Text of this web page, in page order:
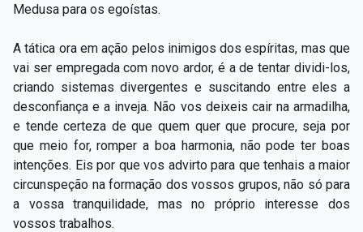
Medusa para os egoístas.
A tática ora em ação pelos inimigos dos espíritas, mas que
vai ser empregada com novo ardor, é a de tentar dividi-los,
criando sistemas divergentes e suscitando entre eles a
desconfiança e a inveja. Não vos deixeis cair na armadilha,
e tende certeza de que quem quer que procure, seja por
que meio for, romper a boa harmonia, não pode ter boas
intenções. Eis por que vos advirto para que tenhais a maior
circunspeção na formação dos vossos grupos, não só para
a vossa tranquilidade, mas no próprio interesse dos
vossos trabalhos.